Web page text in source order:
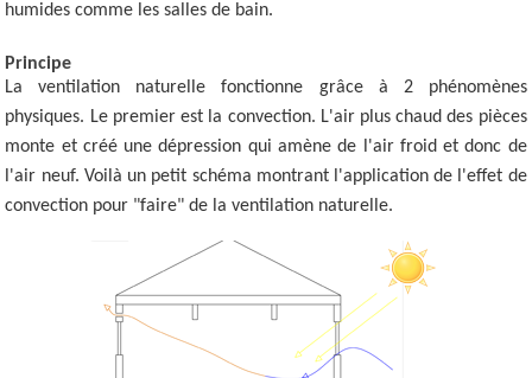
humides comme les salles de bain.
Principe
La ventilation naturelle fonctionne grâce à 2 phénomènes
physiques. Le premier est la convection. L'air plus chaud des pièces
monte et créé une dépression qui amène de l'air froid et donc de
l'air neuf. Voilà un petit schéma montrant l'application de l'effet de
convection pour "faire" de la ventilation naturelle.